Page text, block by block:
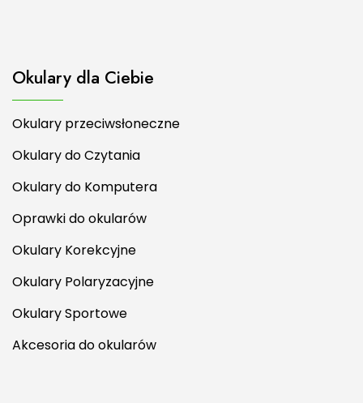
Okulary dla Ciebie
Okulary przeciwsłoneczne
Okulary do Czytania
Okulary do Komputera
Oprawki do okularów
Okulary Korekcyjne
Okulary Polaryzacyjne
Okulary Sportowe
Akcesoria do okularów